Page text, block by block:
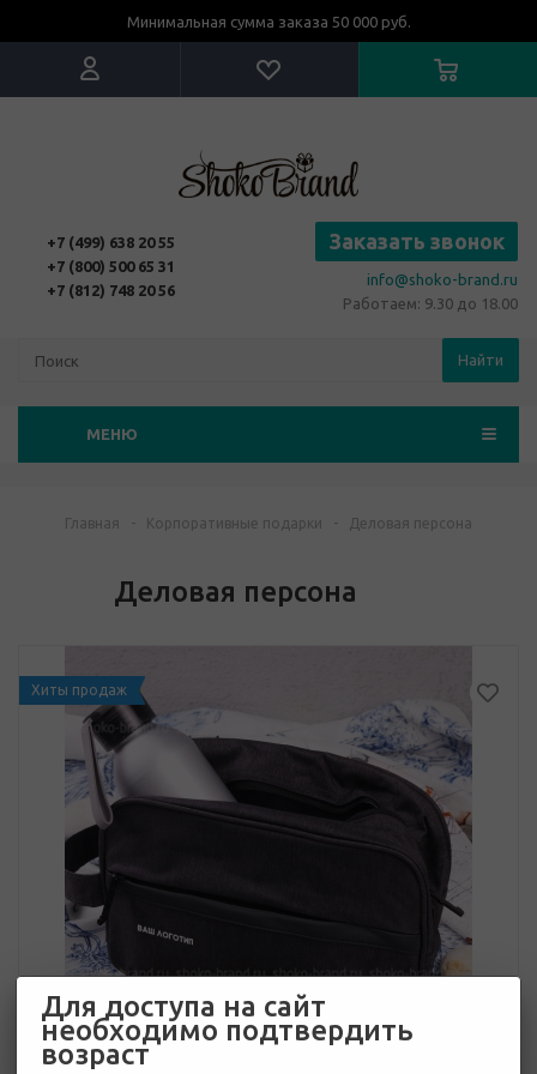
Минимальная сумма заказа 50 000 руб.
+7 (499) 638 20 55
+7 (800) 500 65 31
+7 (812) 748 20 56
Заказать звонок
info@shoko-brand.ru
Работаем: 9.30 до 18.00
Найти
МЕНЮ
Главная - Корпоративные подарки - Деловая персона
Деловая персона
Хиты продаж
Для доступа на сайт
необходимо подтвердить
возраст